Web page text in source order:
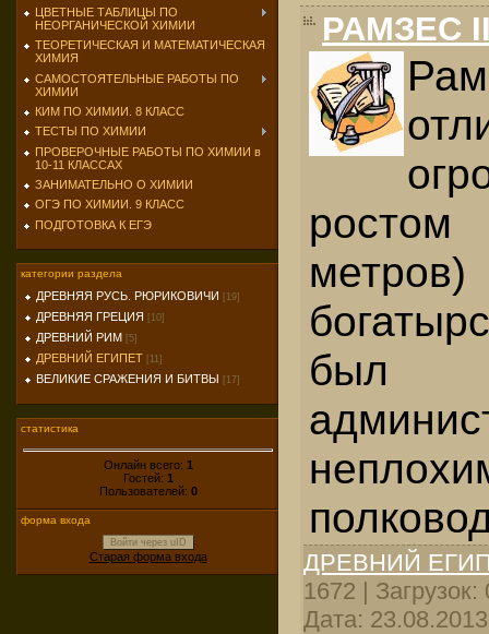
ЦВЕТНЫЕ ТАБЛИЦЫ ПО
НЕОРГАНИЧЕСКОЙ ХИМИИ
ТЕОРЕТИЧЕСКАЯ И МАТЕМАТИЧЕСКАЯ
ХИМИЯ
САМОСТОЯТЕЛЬНЫЕ РАБОТЫ ПО
ХИМИИ
КИМ ПО ХИМИИ. 8 КЛАСС
ТЕСТЫ ПО ХИМИИ
ПРОВЕРОЧНЫЕ РАБОТЫ ПО ХИМИИ в
10-11 КЛАССАХ
ЗАНИМАТЕЛЬНО О ХИМИИ
ОГЭ ПО ХИМИИ. 9 КЛАСС
ПОДГОТОВКА К ЕГЭ
категории раздела
ДРЕВНЯЯ РУСЬ. РЮРИКОВИЧИ [19]
ДРЕВНЯЯ ГРЕЦИЯ [10]
ДРЕВНИЙ РИМ [5]
ДРЕВНИЙ ЕГИПЕТ [11]
ВЕЛИКИЕ СРАЖЕНИЯ И БИТВЫ [17]
статистика
Онлайн всего: 1
Гостей: 1
Пользователей: 0
форма входа
Войти через uID
Старая форма входа
РАМЗЕС
был
ДРЕВНИЙ
1672 |
Дата: 23.08.2013